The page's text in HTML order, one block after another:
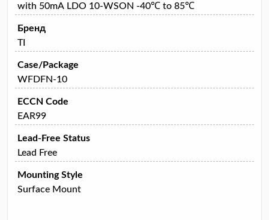
with 50mA LDO 10-WSON -40℃ to 85℃
Бренд
TI
Case/Package
WFDFN-10
ECCN Code
EAR99
Lead-Free Status
Lead Free
Mounting Style
Surface Mount